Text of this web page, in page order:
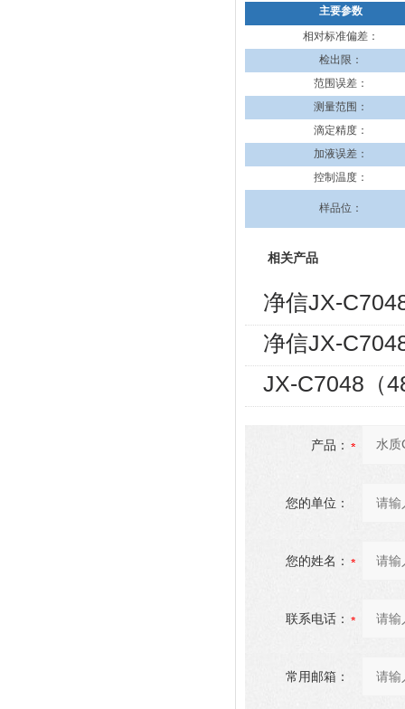
主要参数
相对标准偏差：
检出限：
范围误差：
测量范围：
滴定精度：
加液误差：
控制温度：
样品位 ：
相关产品
净信JX-
净信JX-
JX-C7048（
产品：
您的单位：
您的姓名：
联系电话：
常用邮箱：